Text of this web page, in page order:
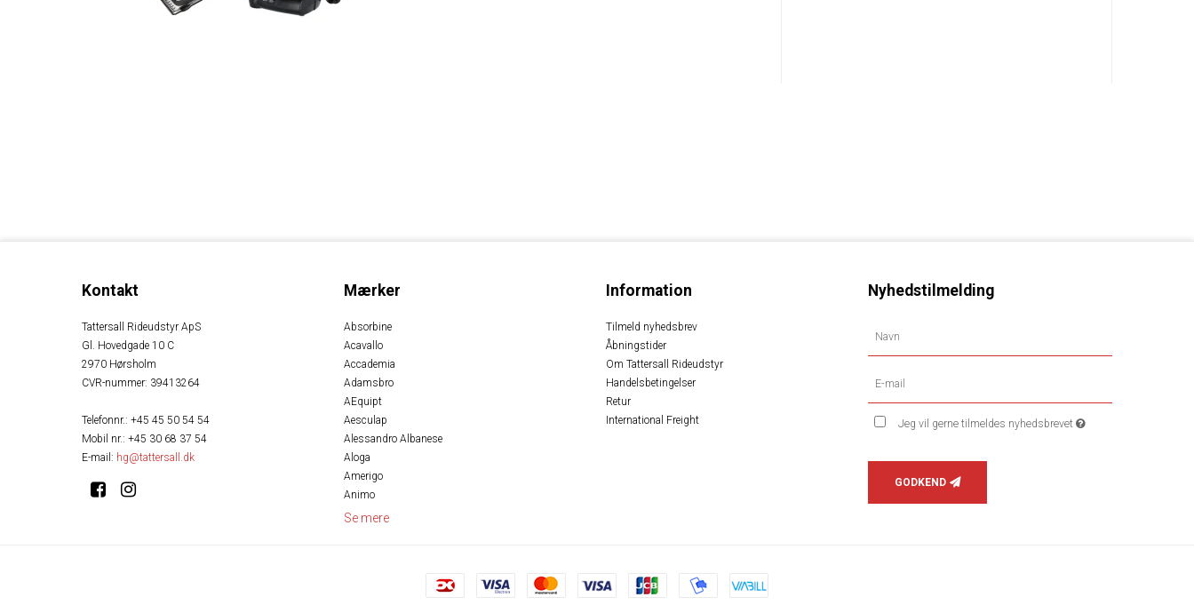
Kontakt
Tattersall Rideudstyr ApS
Gl. Hovedgade 10 C
2970 Hørsholm
CVR-nummer: 39413264
Telefonnr.: +45 45 50 54 54
Mobil nr.: +45 30 68 37 54
E-mail : hg@tattersall.dk
Mærker
Absorbine
Acavallo
Accademia
Adamsbro
AEquipt
Aesculap
Alessandro Albanese
Aloga
Amerigo
Animo
Se mere
Information
Tilmeld nyhedsbrev
Åbningstider
Om Tattersall Rideudstyr
Handelsbetingelser
Retur
International Freight
Nyhedstilmelding
Jeg vil gerne tilmeldes nyhedsbrevet
GODKEND